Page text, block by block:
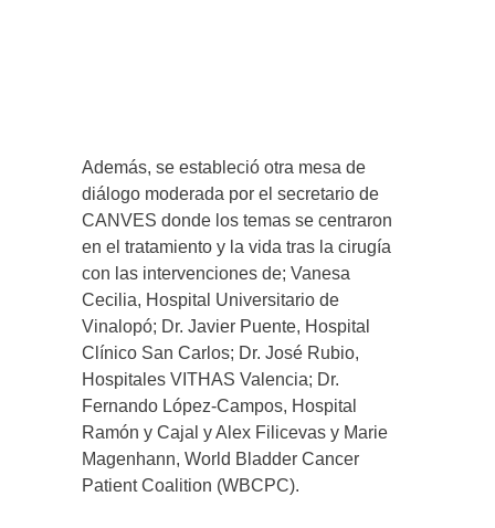
Además, se estableció otra mesa de
diálogo moderada por el secretario de
CANVES donde los temas se centraron
en el tratamiento y la vida tras la cirugía
con las intervenciones de; Vanesa
Cecilia, Hospital Universitario de
Vinalopó; Dr. Javier Puente, Hospital
Clínico San Carlos; Dr. José Rubio,
Hospitales VITHAS Valencia; Dr.
Fernando López-Campos, Hospital
Ramón y Cajal y Alex Filicevas y Marie
Magenhann, World Bladder Cancer
Patient Coalition (WBCPC).